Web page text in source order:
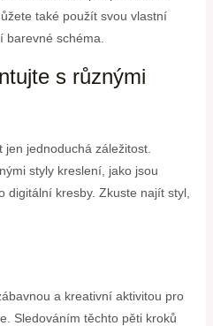
také použít svou vlastní
barevné schéma.
s různými
jednoduchá záležitost.
styly kreslení, jako jsou
digitální kresby. Zkuste najít styl,
a kreativní aktivitou pro
Sledováním těchto pěti kroků